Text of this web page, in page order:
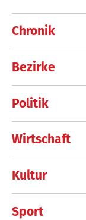
Chronik
Bezirke
Politik
Wirtschaft
Kultur
Sport